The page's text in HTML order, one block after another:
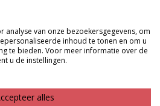
€150,-
in onze winkels
bandana is zo een accessoire
analyse van onze bezoekersgegevens, om
inhoud te tonen en om u
te bieden. Voor meer informatie over de
u de instellingen.
alles